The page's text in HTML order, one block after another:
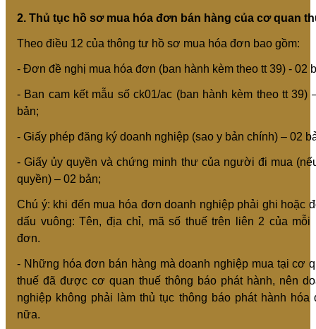
2. Thủ tục hồ sơ mua hóa đơn bán hàng của cơ quan
Theo điều 12 của thông tư hồ sơ mua hóa đơn bao gồm:
- Đơn đề nghị mua hóa đơn (ban hành kèm theo tt 39) - 02
- Ban cam kết mẫu số ck01/ac (ban hành kèm theo tt 39)
bản;
- Giấy phép đăng ký doanh nghiệp (sao y bản chính) – 02
- Giấy ủy quyền và chứng minh thư của người đi mua
quyền) – 02 bản;
Chú ý: khi đến mua hóa đơn doanh nghiệp phải ghi hoặc
dấu vuông: Tên, địa chỉ, mã số thuế trên liên 2 của mỗi
đơn.
- Những hóa đơn bán hàng mà doanh nghiệp mua tại cơ
thuế đã được cơ quan thuế thông báo phát hành, nên
nghiệp không phải làm thủ tục thông báo phát hành hóa
nữa.